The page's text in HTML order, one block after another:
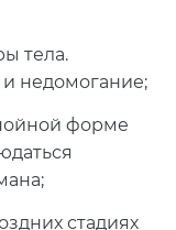
тела.
недомогание;
форме
стадиях